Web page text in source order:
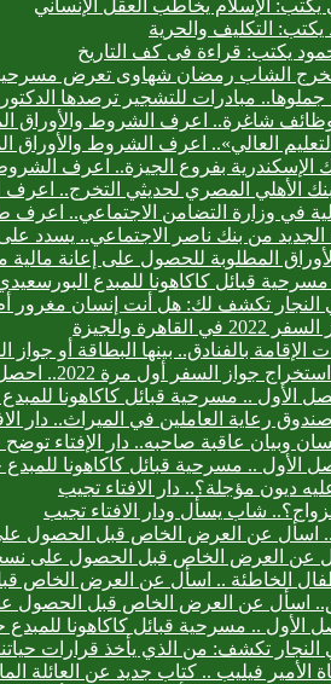
يكتب: الإسلام يخاطب العقل الإنساني
التكليف والحرية
يكتب: قراءة فى كف التاريخ
الشاب رمضان شهاوى تعرض
مبادرات للتشجير ترصدها
شاغرة.. اعرف الشروط والأوراق
العالي».. اعرف الشروط والأوراق
الإسكندرية بفروع الجيزة.. اعرف
الأهلي المصري لحديثي التخرج..
من بنك ناصر الاجتماعي.. يسدد على 3
المطلوبة للحصول على إعانة مالية
مسرحية قبائل كاكاهونا للمبدع
النجار تكشف لك: هل أنت إنسان مغرور
والجيزة
بالفنادق.. بينها البطاقة أو جواز
أول مرة 2022.. احصل عليه خلال 24 ساعة
الأول .. مسرحية قبائل كاكاهونا
رعاية العاملين في الميراث.. دار
وبيان عاقبة صاحبه.. دار الإفتاء
الأول .. مسرحية قبائل كاكاهونا
ديون مؤجلة؟.. دار الافتاء تجيب
شاب يسأل ودار الافتاء تجيب
.. اسأل عن العرض الخاص قبل الحصول
عن العرض الخاص قبل الحصول على
الخاطئة .. اسأل عن العرض الخاص
اسأل عن العرض الخاص قبل الحصول
الأول .. مسرحية قبائل كاكاهونا
النجار تكشف: من الذي يأخذ قرارات
الأمير فيليب .. كتاب جديد عن العائلة